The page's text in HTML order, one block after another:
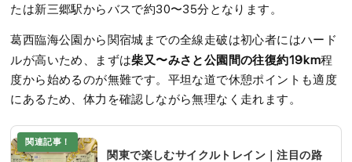
たは新三郷駅からバスで約30〜35分となります。
葛西臨海公園から関宿城までの全線走破は初心者にはハード
ルが高いため、まずは柴又〜みさと公園間の往復約19km程
度から始めるのが無難です。平坦な道で休憩ポイントも適度
にあるため、体力を確認しながら無理なく走れます。
関連記事！
関東で楽しむサイクルトレイン｜注目の路